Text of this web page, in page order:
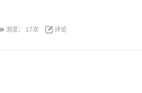
浏览： 17次 评论